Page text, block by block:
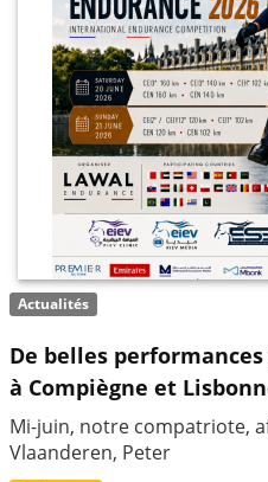
Actualités
De belles
à Compiègne et
Mi-juin, notre compatriote,
Vlaanderen, Peter